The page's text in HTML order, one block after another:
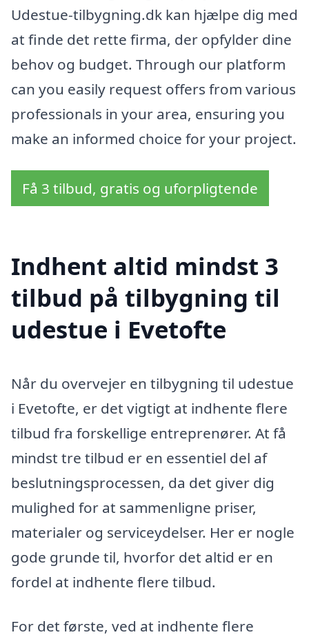
Udestue-tilbygning.dk kan hjælpe dig med
at finde det rette firma, der opfylder dine
behov og budget. Through our platform
can you easily request offers from various
professionals in your area, ensuring you
make an informed choice for your project.
Få 3 tilbud, gratis og uforpligtende
Indhent altid mindst 3
tilbud på tilbygning til
udestue i Evetofte
Når du overvejer en tilbygning til udestue
i Evetofte, er det vigtigt at indhente flere
tilbud fra forskellige entreprenører. At få
mindst tre tilbud er en essentiel del af
beslutningsprocessen, da det giver dig
mulighed for at sammenligne priser,
materialer og serviceydelser. Her er nogle
gode grunde til, hvorfor det altid er en
fordel at indhente flere tilbud.
For det første, ved at indhente flere